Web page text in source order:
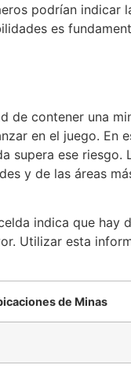
podrían indicar
es
de contener una
en el juego. En
supera ese riesgo.
y de las áreas
indica que hay
Utilizar esta
de Minas